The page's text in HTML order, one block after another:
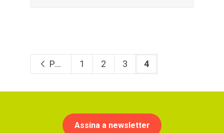
Previous 1 2 3 4
Assina a newsletter